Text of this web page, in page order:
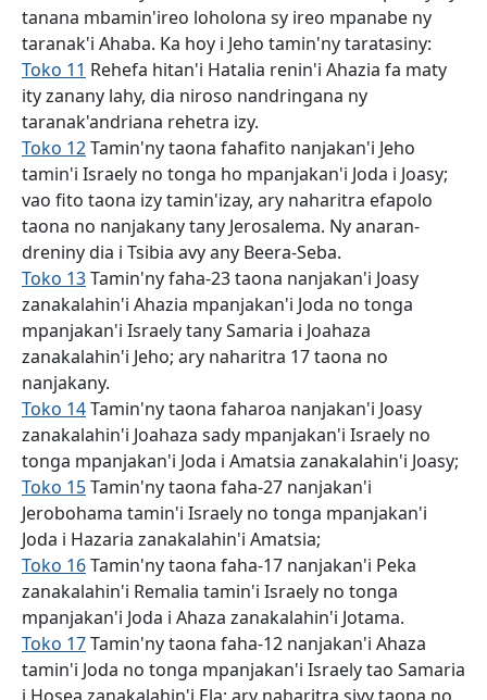
tanana mbamin'ireo loholona sy ireo mpanabe ny
taranak'i Ahaba. Ka hoy i Jeho tamin'ny taratasiny:
Toko 11 Rehefa hitan'i Hatalia renin'i Ahazia fa maty
ity zanany lahy, dia niroso nandringana ny
taranak'andriana rehetra izy.
Toko 12Tamin'ny taona fahafito nanjakan'i Jeho
tamin'i Israely no tonga ho mpanjakan'i Joda i Joasy;
vao fito taona izy tamin'izay, ary naharitra efapolo
taona no nanjakany tany Jerosalema. Ny anaran-
dreniny dia i Tsibia avy any Beera-Seba.
Toko 13Tamin'ny faha-23 taona nanjakan'i Joasy
zanakalahin'i Ahazia mpanjakan'i Joda no tonga
mpanjakan'i Israely tany Samaria i Joahaza
zanakalahin'i Jeho; ary naharitra 17 taona no
nanjakany.
Toko 14Tamin'ny taona faharoa nanjakan'i Joasy
zanakalahin'i Joahaza sady mpanjakan'i Israely no
tonga mpanjakan'i Joda i Amatsia zanakalahin'i Joasy;
Toko 15Tamin'ny taona faha-27 nanjakan'i
Jerobohama tamin'i Israely no tonga mpanjakan'i
Joda i Hazaria zanakalahin'i Amatsia;
Toko 16Tamin'ny taona faha-17 nanjakan'i Peka
zanakalahin'i Remalia tamin'i Israely no tonga
mpanjakan'i Joda i Ahaza zanakalahin'i Jotama.
Toko 17Tamin'ny taona faha-12 nanjakan'i Ahaza
tamin'i Joda no tonga mpanjakan'i Israely tao Samaria